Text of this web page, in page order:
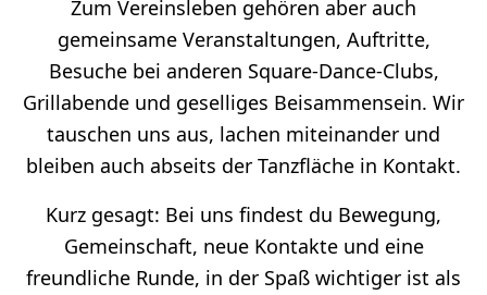
Zum Vereinsleben gehören aber auch
gemeinsame Veranstaltungen, Auftritte,
Besuche bei anderen Square-Dance-Clubs,
Grillabende und geselliges Beisammensein. Wir
tauschen uns aus, lachen miteinander und
bleiben auch abseits der Tanzfläche in Kontakt.
Kurz gesagt: Bei uns findest du Bewegung,
Gemeinschaft, neue Kontakte und eine
freundliche Runde, in der Spaß wichtiger ist als